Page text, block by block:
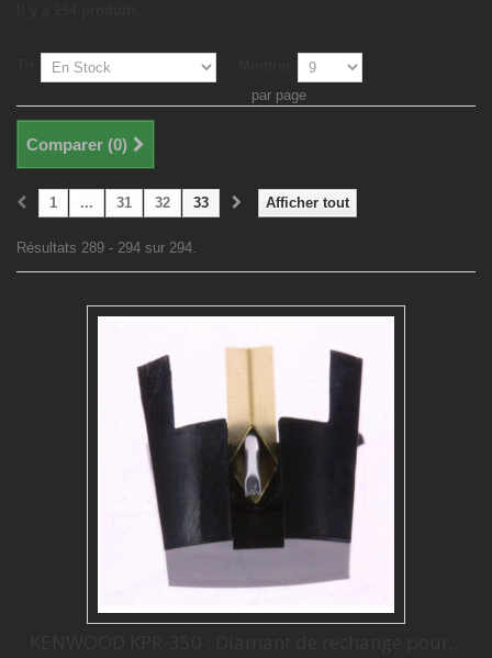
par page
Comparer (0)
Afficher tout
1 ... 31 32 33
Résultats 289 - 294 sur 294.